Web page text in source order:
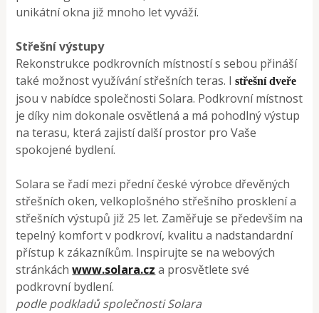
unikátní okna již mnoho let vyváží.
Střešní výstupy
Rekonstrukce podkrovních místností s sebou přináší
také možnost využívání střešních teras. Istřešní dveře
jsou v nabídce společnosti Solara. Podkrovní místnost
je díky nim dokonale osvětlená a má pohodlný výstup
na terasu, která zajistí další prostor pro Vaše
spokojené bydlení.
Solara se řadí mezi přední české výrobce dřevěných
střešních oken, velkoplošného střešního prosklení a
střešních výstupů již 25 let. Zaměřuje se především na
tepelný komfort v podkroví, kvalitu a nadstandardní
přístup k zákazníkům. Inspirujte se na webových
stránkáchwww.solara.cz a prosvětlete své
podkrovní bydlení.
podle podkladů společnosti Solara